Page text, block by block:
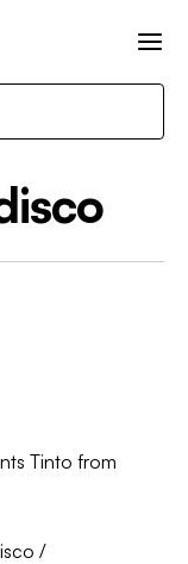
Tinto from
/